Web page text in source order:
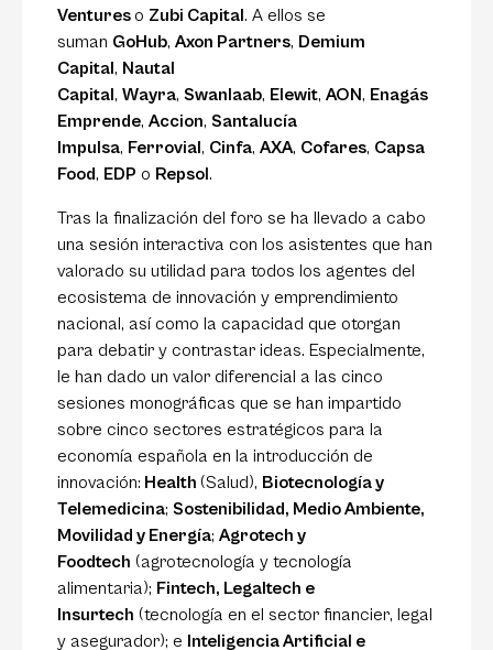
Ventures o Zubi Capital. A ellos se
suman GoHub, Axon Partners, Demium
Capital, Nautal
Capital, Wayra, Swanlaab, Elewit, AON, Enagás
Emprende, Accion, Santalucía
Impulsa, Ferrovial, Cinfa, AXA, Cofares, Capsa
Food, EDP o Repsol.
Tras la finalización del foro se ha llevado a cabo
una sesión interactiva con los asistentes que han
valorado su utilidad para todos los agentes del
ecosistema de innovación y emprendimiento
nacional, así como la capacidad que otorgan
para debatir y contrastar ideas. Especialmente,
le han dado un valor diferencial a las cinco
sesiones monográficas que se han impartido
sobre cinco sectores estratégicos para la
economía española en la introducción de
innovación: Health (Salud), Biotecnología y
Telemedicina; Sostenibilidad, Medio Ambiente,
Movilidad y Energía; Agrotech y
Foodtech (agrotecnología y tecnología
alimentaria); Fintech, Legaltech e
Insurtech (tecnología en el sector financier, legal
y asegurador); e Inteligencia Artificial e